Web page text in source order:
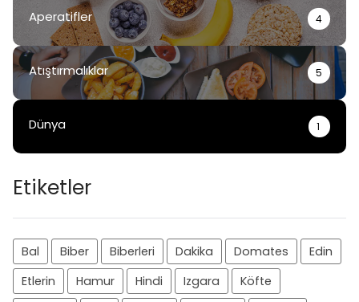
Aperatifler 4
Atıştırmalıklar 5
Dünya 1
Etiketler
Bal Biber Biberleri Dakika Domates
Edin
Etlerin
Hamur Hindi Izgara
Köfte